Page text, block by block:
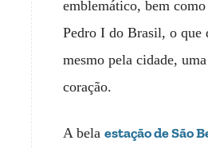
emblemático, bem
Pedro I do Brasil, o que
mesmo pela cidade,
coração.
A bela estação de São